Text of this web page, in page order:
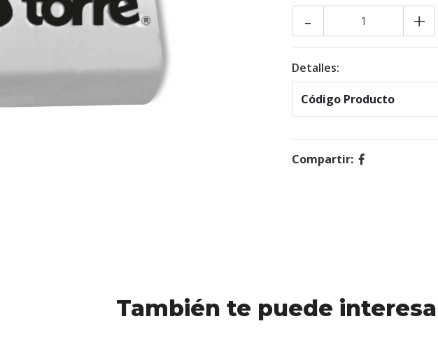
+
-
Detalles:
Código Producto
Compartir:
También te puede